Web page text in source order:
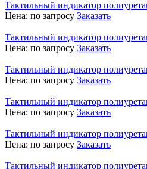
Тактильный индикатор
Цена: по запросу Заказать
Тактильный индикатор
Цена: по запросу Заказать
Тактильный индикатор
Цена: по запросу Заказать
Тактильный индикатор
Цена: по запросу Заказать
Тактильный индикатор
Цена: по запросу Заказать
Тактильный индикатор